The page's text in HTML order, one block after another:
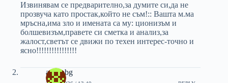
Извинявам се предварително,за думите си,да не
прозвуча като простак,който не съм!:: Вашта м.ма
мръсна,има зло и имената са му: ционизъм и
болшевизъм,правете си сметка и анализ,за
жалост,светът се движи по техен интерес-точно и
ясно!!!!!!!!!!!!!!!!
ancapbg